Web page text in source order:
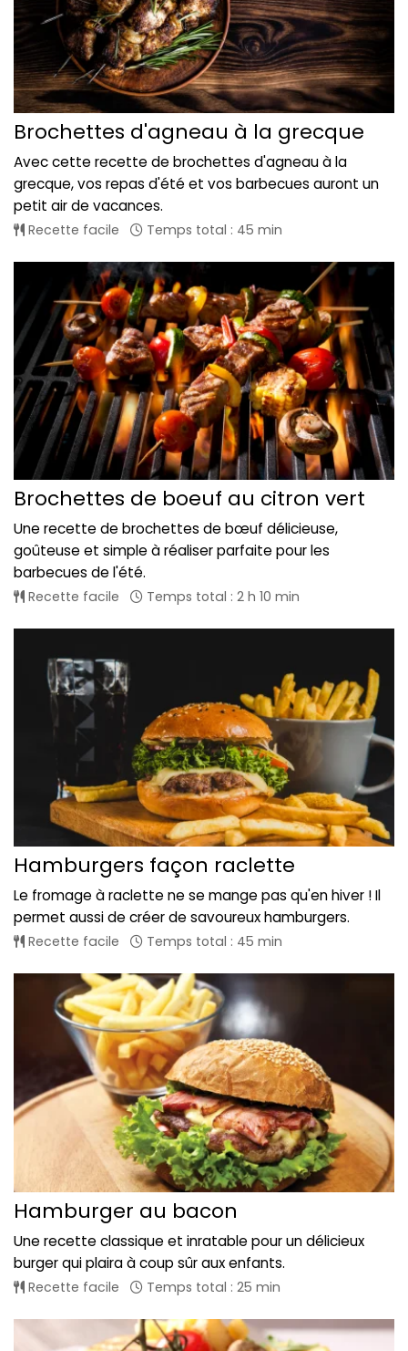
Brochettes d'agneau à la grecque
Avec cette recette de brochettes d'agneau à la
grecque, vos repas d'été et vos barbecues auront un
petit air de vacances.
Recette facile Temps total : 45 min
Brochettes de boeuf au citron vert
Une recette de brochettes de bœuf délicieuse,
goûteuse et simple à réaliser parfaite pour les
barbecues de l'été.
Recette facile Temps total : 2 h 10 min
Hamburgers façon raclette
Le fromage à raclette ne se mange pas qu'en hiver ! Il
permet aussi de créer de savoureux hamburgers.
Recette facile Temps total : 45 min
Hamburger au bacon
Une recette classique et inratable pour un délicieux
burger qui plaira à coup sûr aux enfants.
Recette facile Temps total : 25 min